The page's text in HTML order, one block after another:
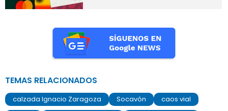
TEMAS RELACIONADOS
calzada Ignacio Zaragoza Socavón
caos vial